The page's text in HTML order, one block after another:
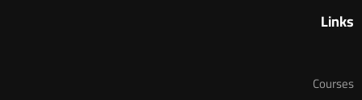
Links
Courses